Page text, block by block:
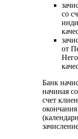
со
от
Банк
начиная
счет